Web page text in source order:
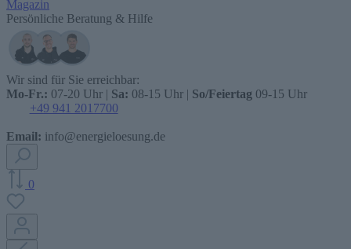
Magazin
Persönliche Beratung & Hilfe
Wir sind für Sie erreichbar:
Mo-Fr.: 07-20 Uhr | Sa: 08-15 Uhr | So/Feiertag 09-15 Uhr
+49 941 2017700
Email: info@energieloesung.de
0